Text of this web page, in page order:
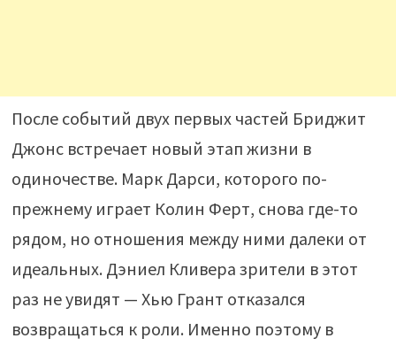
После событий двух первых частей Бриджит
Джонс встречает новый этап жизни в
одиночестве. Марк Дарси, которого по-
прежнему играет Колин Ферт, снова где-то
рядом, но отношения между ними далеки от
идеальных. Дэниел Кливера зрители в этот
раз не увидят — Хью Грант отказался
возвращаться к роли. Именно поэтому в